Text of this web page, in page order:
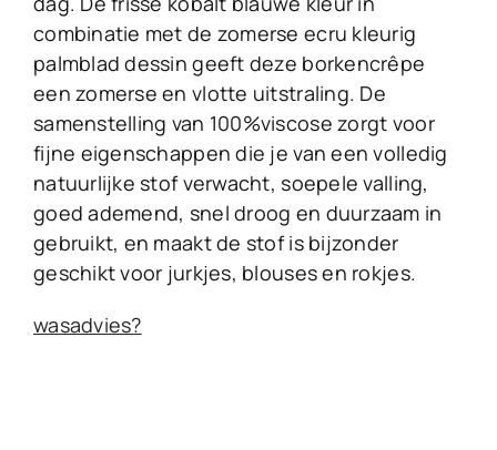
combinatie met de zomerse ecru kleurig
palmblad dessin geeft deze borkencrêpe
een zomerse en vlotte uitstraling. De
samenstelling van 100%viscose zorgt voor
fijne eigenschappen die je van een volledig
natuurlijke stof verwacht, soepele valling,
goed ademend, snel droog en duurzaam in
gebruikt, en maakt de stof is bijzonder
geschikt voor jurkjes, blouses en rokjes.
wasadvies?